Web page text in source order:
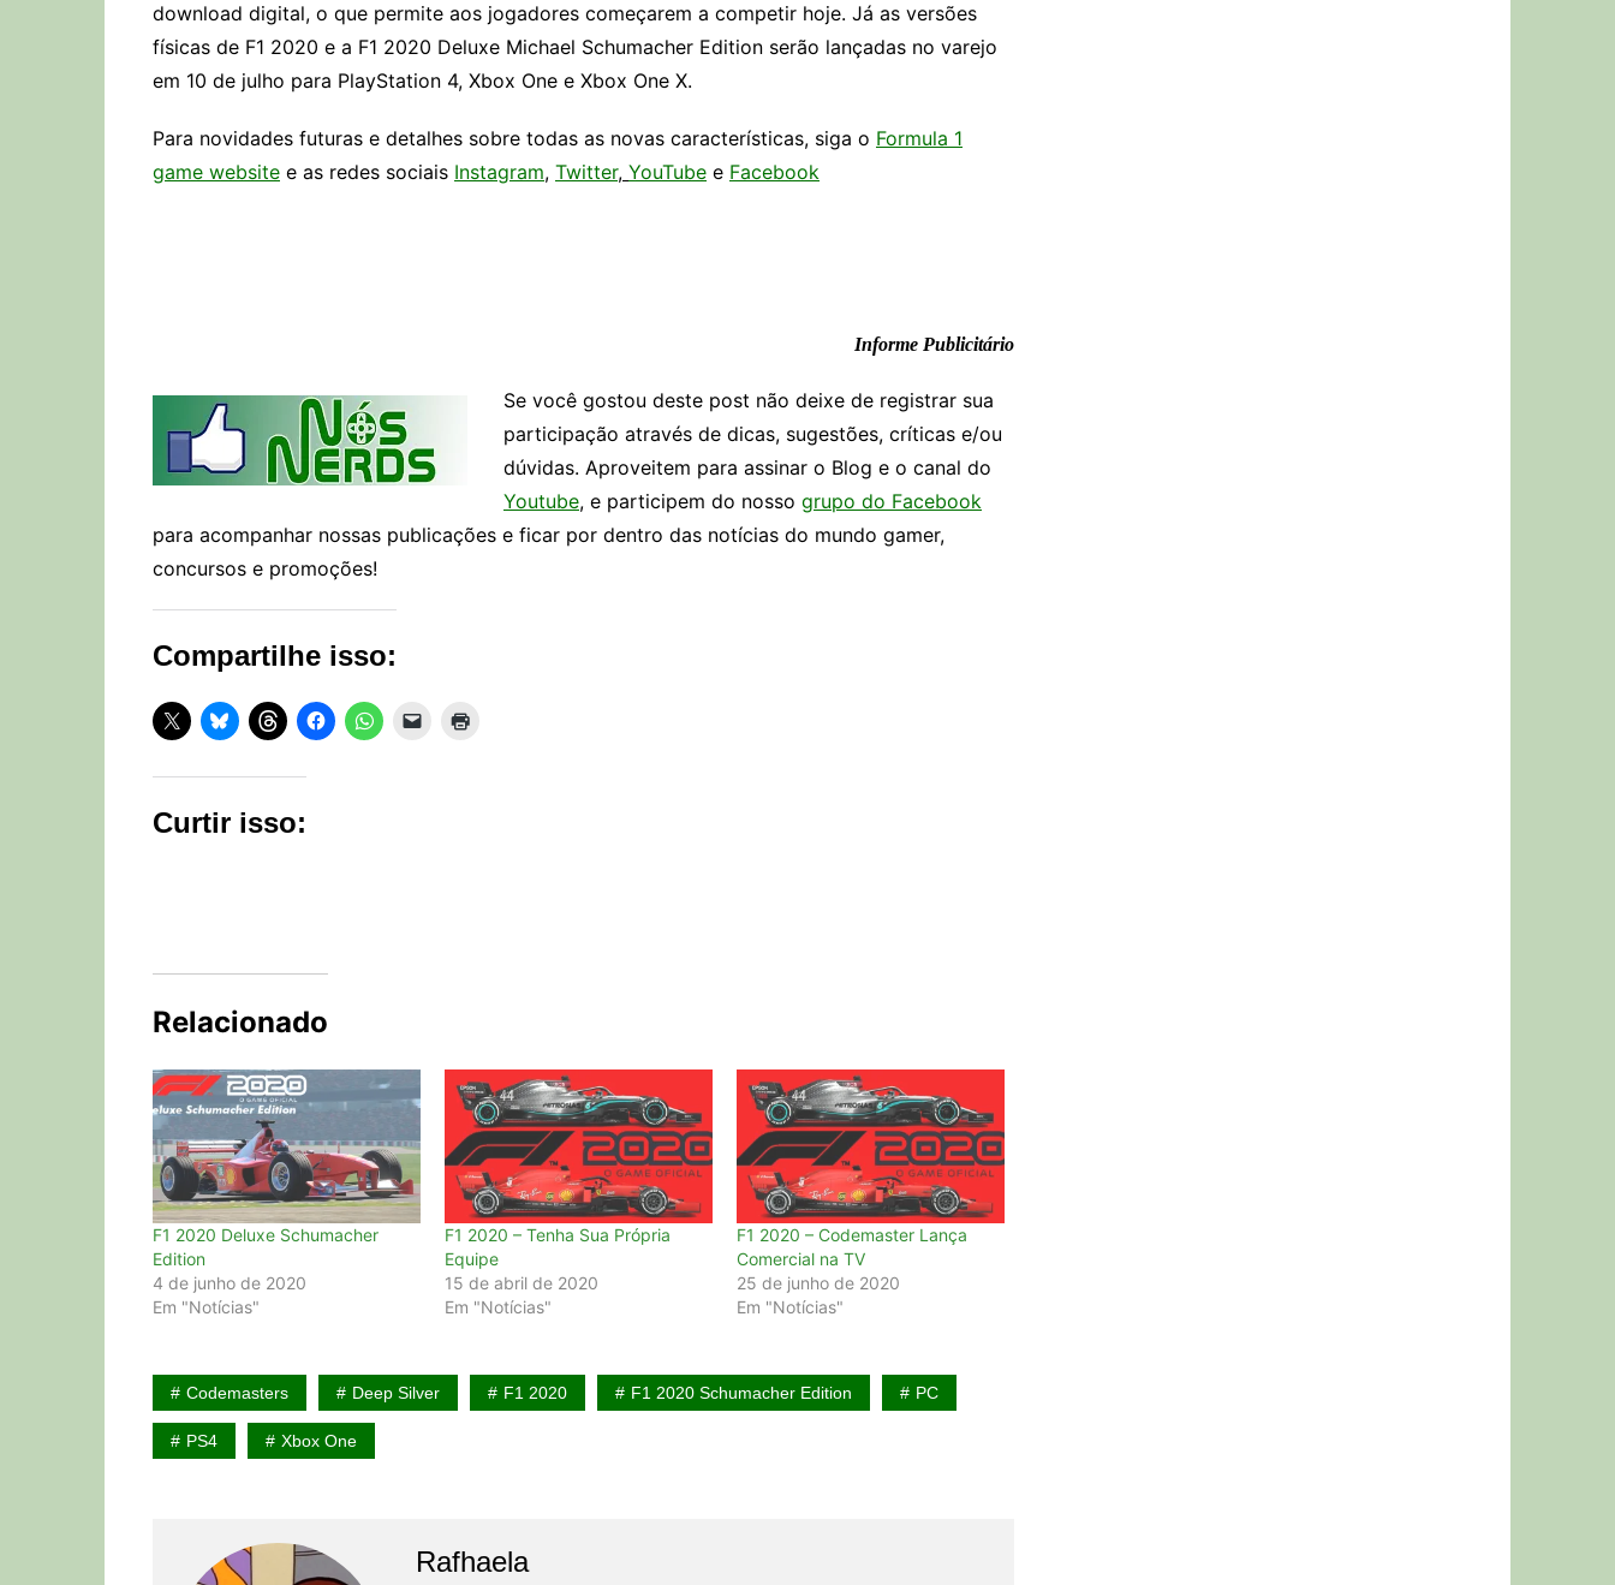
download digital, o que permite aos jogadores começarem a competir hoje. Já as versões
físicas de F1 2020 e a F1 2020 Deluxe Michael Schumacher Edition serão lançadas no varejo
em 10 de julho para PlayStation 4, Xbox One e Xbox One X.
Para novidades futuras e detalhes sobre todas as novas características, siga o Formula 1
game website e as redes sociais Instagram, Twitter, YouTube e Facebook
Informe Publicitário
Se você gostou deste post não deixe de registrar sua
participação através de dicas, sugestões, críticas e/ou
dúvidas. Aproveitem para assinar o Blog e o canal do
Youtube, e participem do nosso grupo do Facebook
para acompanhar nossas publicações e ficar por dentro das notícias do mundo gamer,
concursos e promoções!
Compartilhe isso:
Curtir isso:
Relacionado
F1 2020 Deluxe Schumacher
Edition
4 de junho de 2020
Em "Notícias"
F1 2020 – Tenha Sua Própria
Equipe
15 de abril de 2020
Em "Notícias"
F1 2020 – Codemaster Lança
Comercial na TV
25 de junho de 2020
Em "Notícias"
Codemasters Deep Silver F1 2020 F1 2020 Schumacher Edition PC
PS4 Xbox One
Rafhaela